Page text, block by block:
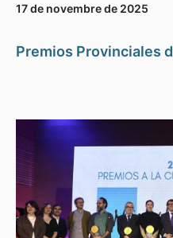
17 de novembre de 2025
Premios Provinciales